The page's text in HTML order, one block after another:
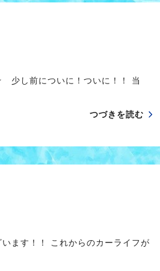
少し前についに！ついに！！ 当
つづきを読む
ます！！ これからのカーライフが